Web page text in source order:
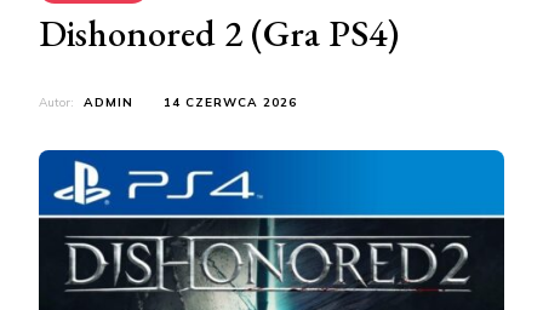
Dishonored 2 (Gra PS4)
Autor: ADMIN 14 CZERWCA 2026